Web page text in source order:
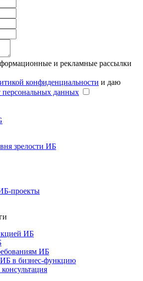
и рекламные рассылки
конфиденциальности и даю
персональных данных
зрелости ИБ
проекты
ИБ
ИБ
в бизнес-функцию